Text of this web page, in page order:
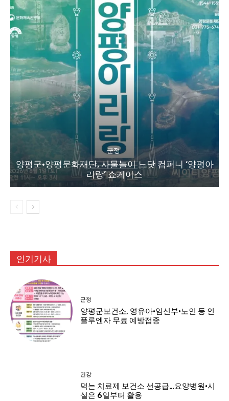
군정
양평군·양평문화재단, 사물놀이 느닷 컴퍼니 ‘양평아
리랑’ 쇼케이스
인기기사
군정
양평군보건소, 영유아·임신부·노인 등 인
플루엔자 무료 예방접종
건강
먹는 치료제 보건소 선공급…요양병원·시
설은 6일부터 활용